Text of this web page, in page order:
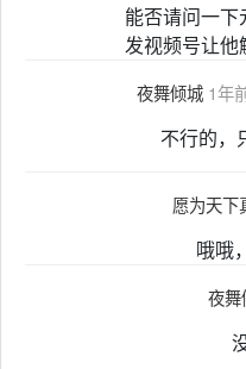
能否请问一
发视频号让他
夜舞倾城 1年
不行的，
愿为天下
哦哦
夜舞